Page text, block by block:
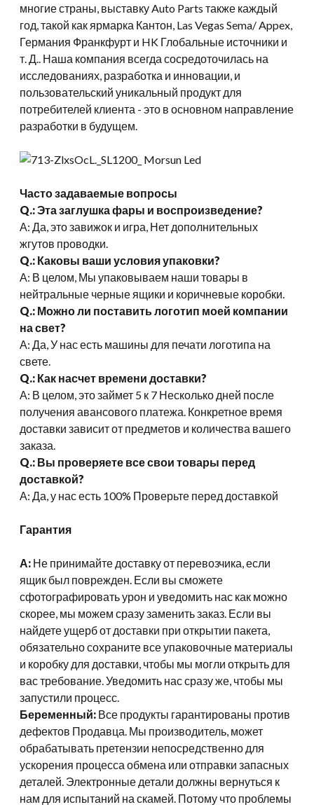
многие страны, выставку Auto Parts также каждый
год, такой как ярмарка Кантон, Las Vegas Sema/ Appex,
Германия Франкфурт и HK Глобальные источники и
т. Д.. Наша компания всегда сосредоточилась на
исследованиях, разработка и инновации, и
пользовательский уникальный продукт для
потребителей клиента - это в основном направление
разработки в будущем.
Часто задаваемые вопросы
Q.: Эта заглушка фары и воспроизведение?
А: Да, это завижок и игра, Нет дополнительных
жгутов проводки.
Q.: Каковы ваши условия упаковки?
А: В целом, Мы упаковываем наши товары в
нейтральные черные ящики и коричневые коробки.
Q.: Можно ли поставить логотип моей компании
на свет?
А: Да, У нас есть машины для печати логотипа на
свете.
Q.: Как насчет времени доставки?
А: В целом, это займет 5 к 7 Несколько дней после
получения авансового платежа. Конкретное время
доставки зависит от предметов и количества вашего
заказа.
Q.: Вы проверяете все свои товары перед
доставкой?
А: Да, у нас есть 100% Проверьте перед доставкой
Гарантия
А: Не принимайте доставку от перевозчика, если
ящик был поврежден. Если вы сможете
сфотографировать урон и уведомить нас как можно
скорее, мы можем сразу заменить заказ. Если вы
найдете ущерб от доставки при открытии пакета,
обязательно сохраните все упаковочные материалы
и коробку для доставки, чтобы мы могли открыть для
вас требование. Уведомить нас сразу же, чтобы мы
запустили процесс.
Беременный: Все продукты гарантированы против
дефектов Продавца. Мы производитель, может
обрабатывать претензии непосредственно для
ускорения процесса обмена или отправки запасных
деталей. Электронные детали должны вернуться к
нам для испытаний на скамей. Потому что проблемы